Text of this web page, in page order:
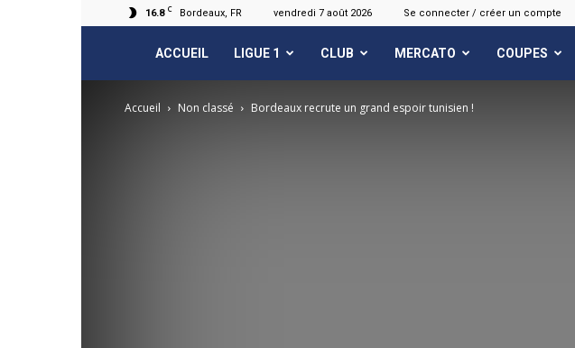
16.8 C Bordeaux, FR vendredi 7 août 2026 Se connecter / créer un compte
FCGB.net
ACCUEIL LIGUE 1 CLUB MERCATO COUPES
Accueil Non classé Bordeaux recrute un grand espoir tunisien !